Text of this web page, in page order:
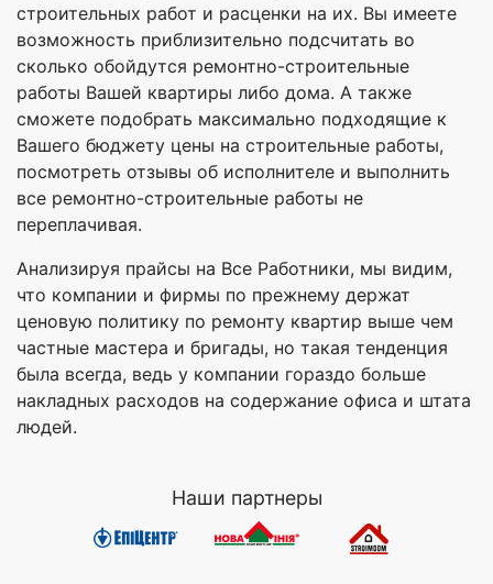
строительных работ и расценки на их. Вы имеете
возможность приблизительно подсчитать во
сколько обойдутся ремонтно-строительные
работы Вашей квартиры либо дома. А также
сможете подобрать максимально подходящие к
Вашего бюджету цены на строительные работы,
посмотреть отзывы об исполнителе и выполнить
все ремонтно-строительные работы не
переплачивая.
Анализируя прайсы на Все Работники, мы видим,
что компании и фирмы по прежнему держат
ценовую политику по ремонту квартир выше чем
частные мастера и бригады, но такая тенденция
была всегда, ведь у компании гораздо больше
накладных расходов на содержание офиса и штата
людей.
Наши партнеры